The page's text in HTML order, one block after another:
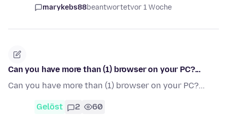
marykebs88beantwortetvor 1 Woche
Can you have more than (1) browser on your PC?...
Can you have more than (1) browser on your PC?...
Gelöst 2 60